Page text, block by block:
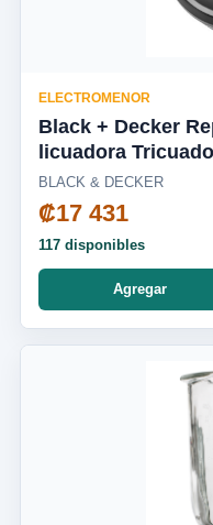
ELECTROMENOR
Black + Decker
licuadora
Fusion Blade,
BLACK & DECKER
₡17 431
117 disponibles
Agregar